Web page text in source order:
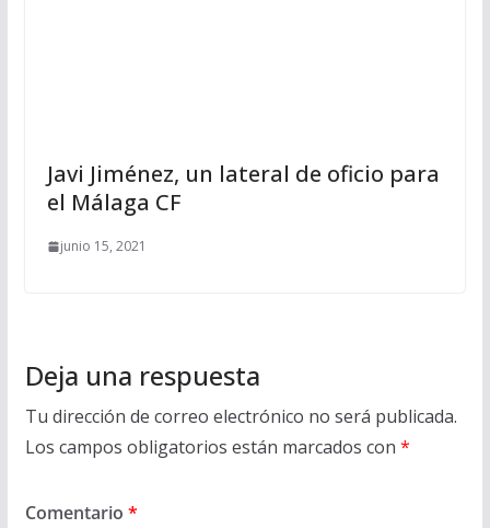
Javi Jiménez, un lateral de oficio para
el Málaga CF
junio 15, 2021
Deja una respuesta
Tu dirección de correo electrónico no será publicada.
Los campos obligatorios están marcados con *
Comentario *